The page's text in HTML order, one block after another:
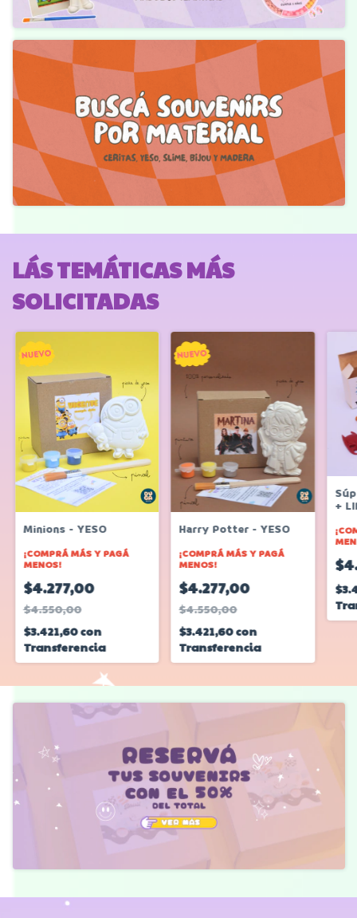
LÁS TEMÁTICAS MÁS
SOLICITADAS
Minions - YESO
¡COMPRÁ MÁS Y PAGÁ
MENOS!
$4.277,00
$4.550,00
$3.421,60con
Transferencia
Harry Potter - YESO
¡COMPRÁ MÁS Y PAGÁ
MENOS!
$4.277,00
$4.550,00
$3.421,60con
Transferencia
+